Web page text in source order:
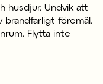
husdjur. Undvik att
föremål.
Flytta inte